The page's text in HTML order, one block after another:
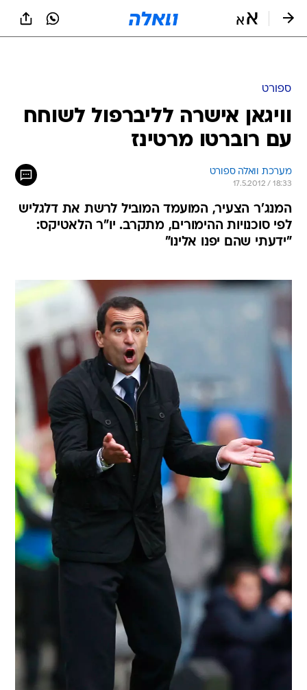
ספורט
וויגאן אישרה לליברפול לשוחח
עם רוברטו מרטינז
מערכת וואלה ספורט
17.5.2012 / 18:33
המנג'ר הצעיר, המועמד המוביל לרשת את דלגליש
לפי סוכנויות ההימורים, מתקרב. יו"ר הלאטיקס:
"ידעתי שהם יפנו אלינו"